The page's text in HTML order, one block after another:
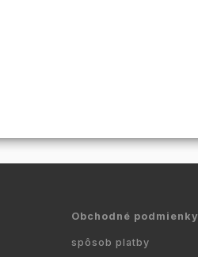
Obchodné podmienky
spôsob platby